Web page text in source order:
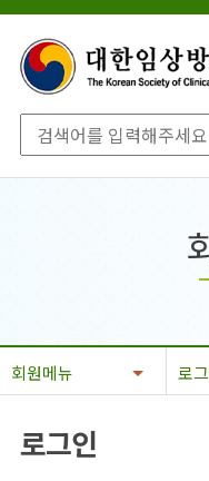
회원메뉴 로
로그인